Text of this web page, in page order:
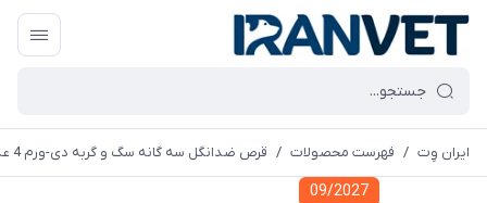
ایران وِت / فهرست محصولات / قرص ضدانگل سه گانه سگ و گربه دی-ورم 4 عددی ساخت هند
09/2027